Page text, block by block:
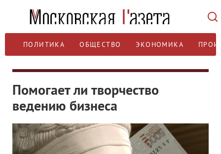
ПОЛИТИКА ОБЩЕСТВО ЭКОНОМИКА
Помогает ли творчество
ведению бизнеса